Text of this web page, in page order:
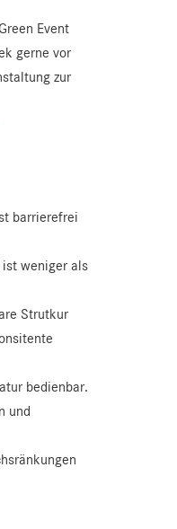
Event
gerne vor
zur
barrierefrei
weniger als
Strutkur
bedienbar.
und